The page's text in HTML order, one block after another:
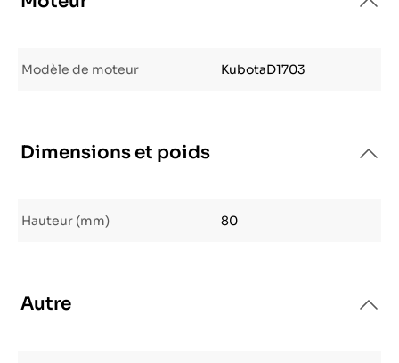
Modèle de moteur KubotaD1703
Dimensions et poids
Hauteur (mm) 80
Autre